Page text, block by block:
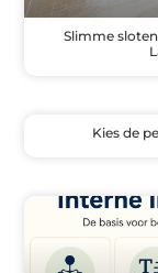
Slimme
Kies de